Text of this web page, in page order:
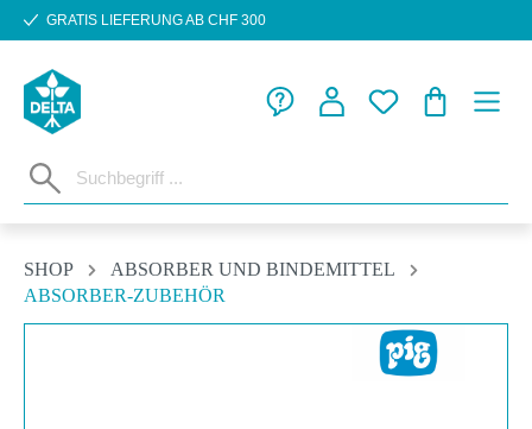
Zum Hauptinhalt springen
GRATIS LIEFERUNG AB CHF 300
SHOP
ABSORBER UND BINDEMITTEL
ABSORBER-ZUBEHÖR